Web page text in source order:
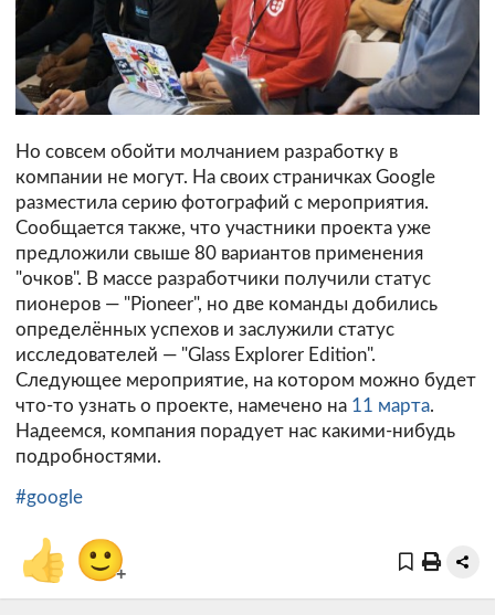
Но совсем обойти молчанием разработку в
компании не могут. На своих страничках Google
разместила серию фотографий с мероприятия.
Сообщается также, что участники проекта уже
предложили свыше 80 вариантов применения
"очков". В массе разработчики получили статус
пионеров — "Pioneer", но две команды добились
определённых успехов и заслужили статус
исследователей — "Glass Explorer Edition".
Следующее мероприятие, на котором можно будет
что-то узнать о проекте, намечено на 11 марта.
Надеемся, компания порадует нас какими-нибудь
подробностями.
#google
👍 🙂+